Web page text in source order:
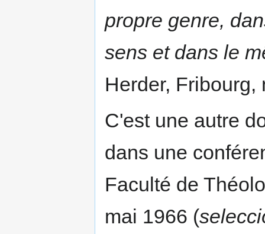
propre genre,
sens et dans le
Herder, Fribourg,
C'est une autre
dans une
Faculté de
mai 1966 (